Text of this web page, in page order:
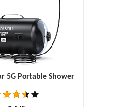
5G Portable Shower